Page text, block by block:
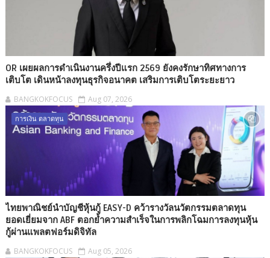
OR เผยผลการดำเนินงานครึ่งปีแรก 2569 ยังคงรักษาทิศทางการ
เติบโต เดินหน้าลงทุนธุรกิจอนาคต เสริมการเติบโตระยะยาว
BANGKOKFOCUS Aug 07, 2026
การเงิน ตลาดทุน
ไทยพาณิชย์นำบัญชีหุ้นกู้ EASY-D คว้ารางวัลนวัตกรรมตลาดทุน
ยอดเยี่ยมจาก ABF ตอกย้ำความสำเร็จในการพลิกโฉมการลงทุนหุ้น
กู้ผ่านแพลตฟอร์มดิจิทัล
BANGKOKFOCUS Aug 05, 2026